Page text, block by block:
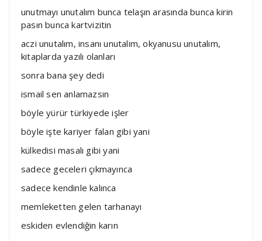
unutmayı unutalım bunca telaşın arasında bunca kirin
pasın bunca kartvizitin
aczi unutalım, insanı unutalım, okyanusu unutalım,
kitaplarda yazılı olanları
sonra bana şey dedi
ismail sen anlamazsın
böyle yürür türkiyede işler
böyle işte kariyer falan gibi yani
külkedisi masalı gibi yani
sadece geceleri çıkmayınca
sadece kendinle kalınca
memleketten gelen tarhanayı
eskiden evlendiğin karın